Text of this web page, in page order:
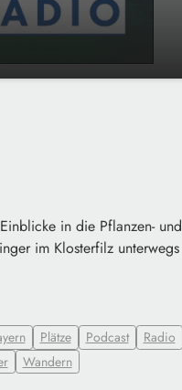
in die Pflanzen- und
im Klosterfilz unterwegs
Plätze Podcast
Radio
Wandern